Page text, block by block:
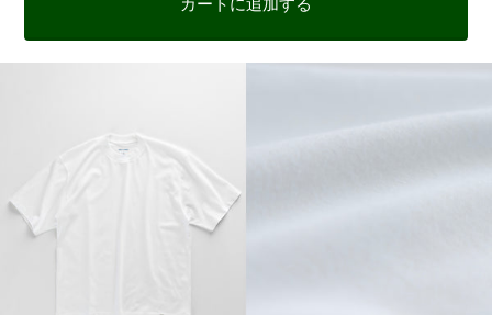
カートに追加する